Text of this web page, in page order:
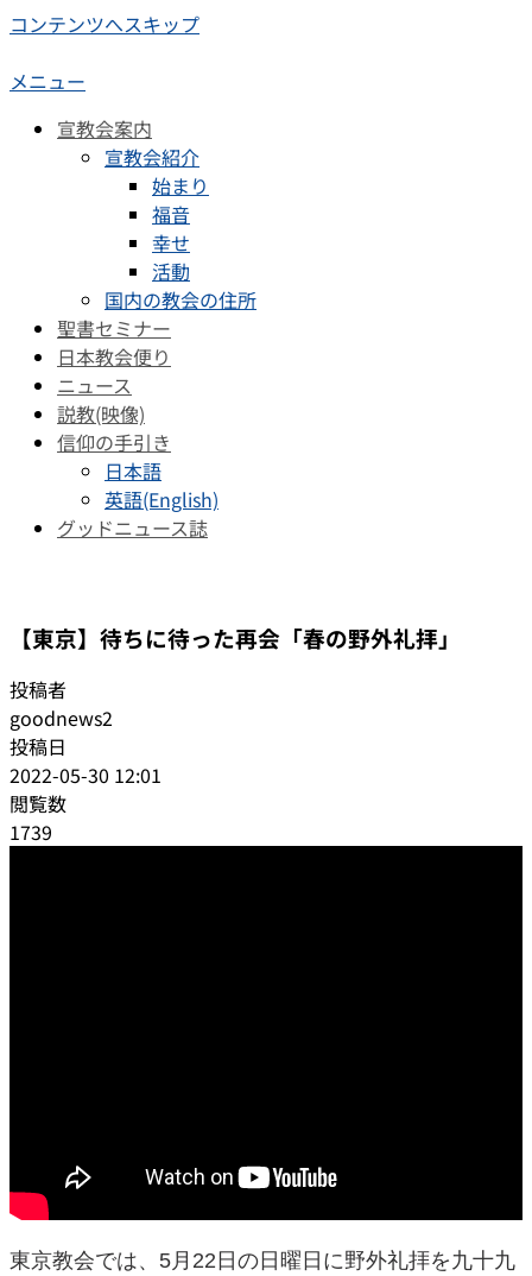
コンテンツへスキップ
メニュー
宣教会案内
宣教会紹介
始まり
福音
幸せ
活動
国内の教会の住所
聖書セミナー
日本教会便り
ニュース
説教(映像)
信仰の手引き
日本語
英語(English)
グッドニュース誌
【東京】待ちに待った再会「春の野外礼拝」
投稿者
goodnews2
投稿日
2022-05-30 12:01
閲覧数
1739
東京教会では、5月22日の日曜日に野外礼拝を九十九